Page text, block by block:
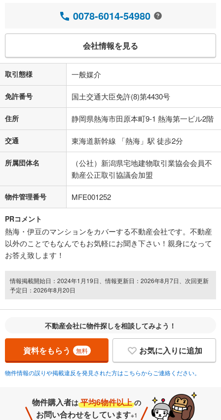
0078-6014-54980
会社情報を見る
取引態様 一般媒介
免許番号 国土交通大臣免許(8)第4430号
住所 静岡県熱海市田原本町9-1 熱海第一ビル2階
交通 東海道新幹線 「熱海」駅 徒歩2分
所属団体名
（公社）新潟県宅地建物取引業協会会員不
動産公正取引協議会加盟
物件管理番号 MFE001252
PRコメント
熱海・伊豆のマンションをカバーする不動産会社です。不動産
以外のことでもなんでもお気軽にお聞き下さい！親身になって
お答え致します！
情報掲載開始日：2024年1月19日、情報更新日：2026年8月7日、次回更新
予定日：2026年8月20日
不動産会社に物件探しを相談してみよう！
資料をもらう 無料 お気に入りに追加
物件情報の誤りや掲載違反を発見された方はこちらからご連絡ください。
物件購入者は 平均6物件以上 の
お問い合わせをしています※1